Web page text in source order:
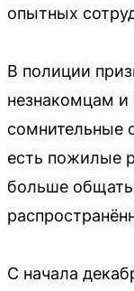
опытных
В полиции
незнакомцам и
сомнительные
есть пожилые
больше
С начала